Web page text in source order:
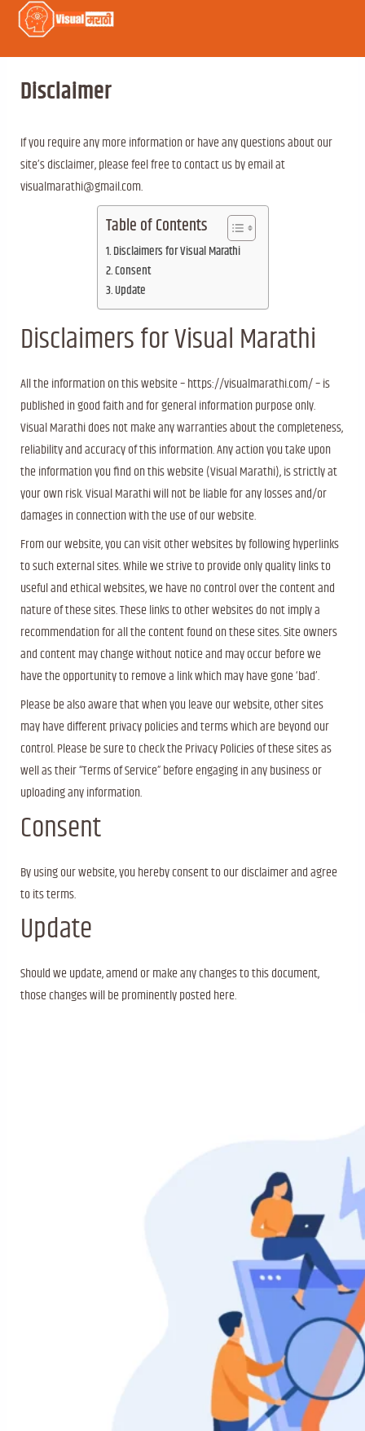
Disclaimer
If you require any more information or have any questions about our
site’s disclaimer, please feel free to contact us by email at
visualmarathi@gmail.com.
Table of Contents
Disclaimers for Visual Marathi
Consent
Update
Disclaimers for Visual Marathi
All the information on this website – https://visualmarathi.com/ – is
published in good faith and for general information purpose only.
Visual Marathi does not make any warranties about the completeness,
reliability and accuracy of this information. Any action you take upon
the information you find on this website (Visual Marathi), is strictly at
your own risk. Visual Marathi will not be liable for any losses and/or
damages in connection with the use of our website.
From our website, you can visit other websites by following hyperlinks
to such external sites. While we strive to provide only quality links to
useful and ethical websites, we have no control over the content and
nature of these sites. These links to other websites do not imply a
recommendation for all the content found on these sites. Site owners
and content may change without notice and may occur before we
have the opportunity to remove a link which may have gone ‘bad’.
Please be also aware that when you leave our website, other sites
may have different privacy policies and terms which are beyond our
control. Please be sure to check the Privacy Policies of these sites as
well as their “Terms of Service” before engaging in any business or
uploading any information.
Consent
By using our website, you hereby consent to our disclaimer and agree
to its terms.
Update
Should we update, amend or make any changes to this document,
those changes will be prominently posted here.